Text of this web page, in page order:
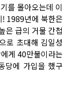
를 몰아오는데 이
! 1989년에 북한은
은 급의 거물 간첩
로 초대해 김일성
게 40만불이라는
당에 가입을 했구